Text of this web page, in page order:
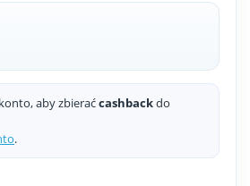
aby zbieraćcashbackdo
.